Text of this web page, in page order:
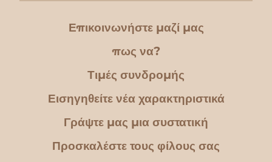
Επικοινωνήστε μαζί μας
πως να?
Τιμές συνδρομής
Εισηγηθείτε νέα χαρακτηριστικά
Γράψτε μας μια συστατική
Προσκαλέστε τους φίλους σας